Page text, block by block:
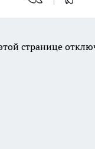
странице